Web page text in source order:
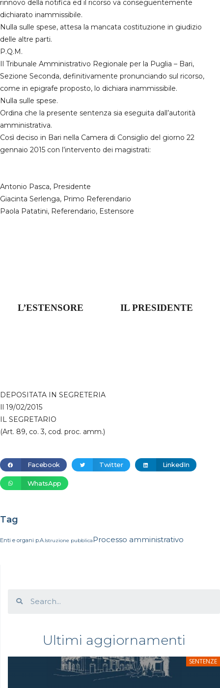
rinnovo della notifica ed il ricorso va conseguentemente
dichiarato inammissibile.
Nulla sulle spese, attesa la mancata costituzione in giudizio
delle altre parti.
P.Q.M.
Il Tribunale Amministrativo Regionale per la Puglia – Bari,
Sezione Seconda, definitivamente pronunciando sul ricorso,
come in epigrafe proposto, lo dichiara inammissibile.
Nulla sulle spese.
Ordina che la presente sentenza sia eseguita dall’autorità
amministrativa.
Così deciso in Bari nella Camera di Consiglio del giorno 22
gennaio 2015 con l’intervento dei magistrati:
Antonio Pasca, Presidente
Giacinta Serlenga, Primo Referendario
Paola Patatini, Referendario, Estensore
L’ESTENSORE IL PRESIDENTE
DEPOSITATA IN SEGRETERIA
Il 19/02/2015
IL SEGRETARIO
(Art. 89, co. 3, cod. proc. amm.)
Facebook Twitter LinkedIn
WhatsApp
Tag
Enti e organi p.A.Istruzione pubblicaProcesso amministrativo
Ultimi aggiornamenti
SENTENZE